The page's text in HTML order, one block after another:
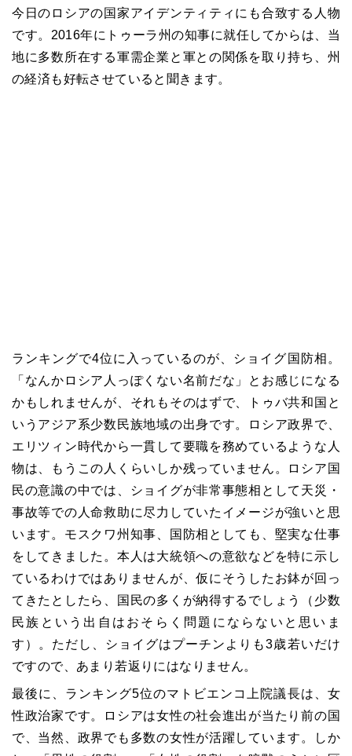
今日のロシアの国家アイデンティティにも合致する人物
です。2016年にトゥーラ州の知事に就任してからは、当
地に多数所在する軍需企業と軍との関係を取り持ち、州
の経済も好転させていると聞きます。
ランキングで4位に入っているのが、ショイグ国防相。
「なんかロシア人っぽくない名前だな」とお感じになる
かもしれませんが、それもそのはずで、トゥバ共和国と
いうアジア系少数民族地域の出身です。ロシア政界で、
エリツィン時代から一貫して要職を務めているような人
物は、もうこの人くらいしか残っていません。ロシア国
民の意識の中では、ショイグが非常事態相として天災・
事故等での人命救助に尽力していたイメージが強いと思
います。モスクワ州知事、国防相としても、堅実な仕事
をしてきました。本人は大統領への意欲などを特に示し
ているわけではありませんが、仮にそうしたお鉢が回っ
てきたとしたら、国民の多くが納得するでしょう（少数
民族という出自はおそらく問題にならないと思いま
す）。ただし、ショイグはプーチンよりも3歳若いだけ
ですので、あまり若返りにはなりません。
最後に、ランキング5位のマトビエンコ上院議長は、女
性政治家です。ロシアは女性の社会進出が当たり前の国
で、当然、政界でも多数の女性が活躍しています。しか